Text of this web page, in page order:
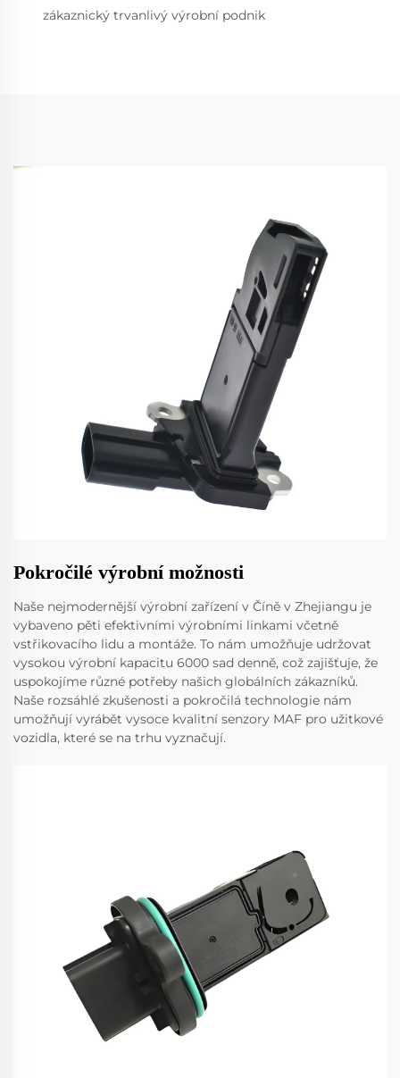
zákaznický trvanlivý výrobní podnik
Pokročilé výrobní možnosti
Naše nejmodernější výrobní zařízení v Číně v Zhejiangu je
vybaveno pěti efektivními výrobními linkami včetně
vstřikovacího lidu a montáže. To nám umožňuje udržovat
vysokou výrobní kapacitu 6000 sad denně, což zajišťuje, že
uspokojíme různé potřeby našich globálních zákazníků.
Naše rozsáhlé zkušenosti a pokročilá technologie nám
umožňují vyrábět vysoce kvalitní senzory MAF pro užitkové
vozidla, které se na trhu vyznačují.